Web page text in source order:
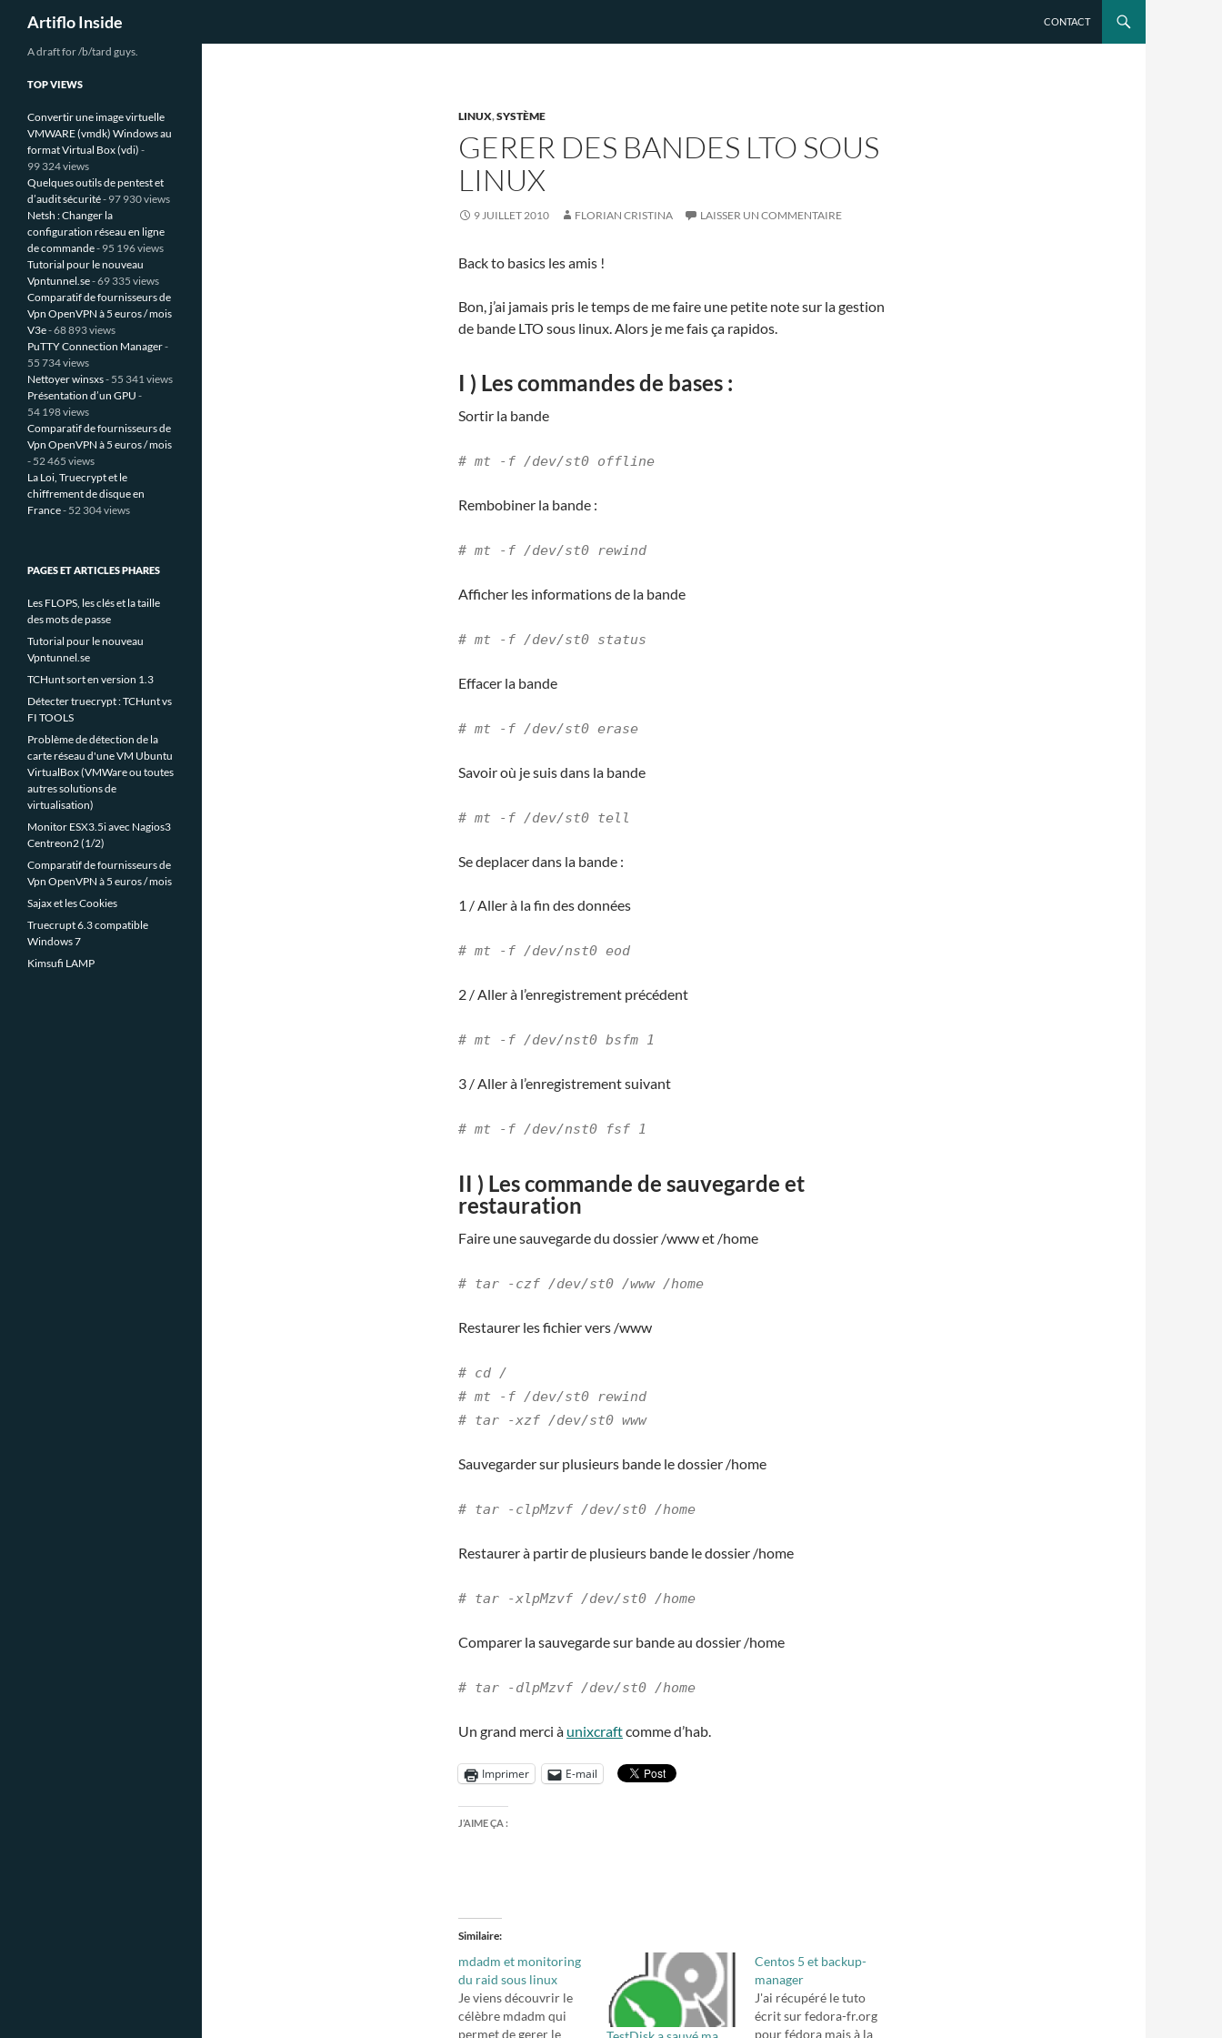
Aller
Artiflo Inside CONTACT
LINUX,SYSTÈME
GERER DES BANDES LTO SOUS
LINUX
9 JUILLET 2010 FLORIAN CRISTINA LAISSER UN COMMENTAIRE
Back to basics les amis !
Bon, j’ai jamais pris le temps de me faire une petite note sur la gestion
de bande LTO sous linux. Alors je me fais ça rapidos.
I ) Les commandes de bases :
Sortir la bande
# mt -f /dev/st0 offline
Rembobiner la bande :
# mt -f /dev/st0 rewind
Afficher les informations de la bande
# mt -f /dev/st0 status
Effacer la bande
# mt -f /dev/st0 erase
Savoir où je suis dans la bande
# mt -f /dev/st0 tell
Se deplacer dans la bande :
1 / Aller à la fin des données
# mt -f /dev/nst0 eod
2 / Aller à l’enregistrement précédent
# mt -f /dev/nst0 bsfm 1
3 / Aller à l’enregistrement suivant
# mt -f /dev/nst0 fsf 1
II ) Les commande de sauvegarde et
restauration
Faire une sauvegarde du dossier /www et /home
# tar -czf /dev/st0 /www /home
Restaurer les fichier vers /www
# cd /
# mt -f /dev/st0 rewind
# tar -xzf /dev/st0 www
Sauvegarder sur plusieurs bande le dossier /home
# tar -clpMzvf /dev/st0 /home
Restaurer à partir de plusieurs bande le dossier /home
# tar -xlpMzvf /dev/st0 /home
Comparer la sauvegarde sur bande au dossier /home
# tar -dlpMzvf /dev/st0 /home
Un grand merci à unixcraftcomme d’hab.
Imprimer E-mail
J’AIME ÇA :
Similaire
mdadm et monitoring
du raid sous linux
Je viens découvrir le
célèbre mdadm qui
permet de gerer le
Centos 5 et backup-
manager
J'ai récupéré le tuto
écrit sur fedora-fr.org
pour fédora mais à la
A draft for /b/tard guys.
TOP VIEWS
Convertir une image virtuelle
VMWARE (vmdk) Windows au
format Virtual Box (vdi) -
99 324 views
Quelques outils de pentest et
d’audit sécurité- 97 930 views
Netsh : Changer la
configuration réseau en ligne
de commande- 95 196 views
Tutorial pour le nouveau
Vpntunnel.se- 69 335 views
Comparatif de fournisseurs de
Vpn OpenVPN à 5 euros / mois
V3e- 68 893 views
PuTTY Connection Manager-
55 734 views
Nettoyer winsxs- 55 341 views
Présentation d’un GPU -
54 198 views
Comparatif de fournisseurs de
Vpn OpenVPN à 5 euros / mois
- 52 465 views
La Loi, Truecrypt et le
chiffrement de disque en
France- 52 304 views
PAGES ET ARTICLES PHARES
Les FLOPS, les clés et la taille
des mots de passe
Tutorial pour le nouveau
Vpntunnel.se
TCHunt sort en version 1.3
Détecter truecrypt : TCHunt vs
FI TOOLS
Problème de détection de la
carte réseau d'une VM Ubuntu
VirtualBox (VMWare ou toutes
autres solutions de
virtualisation)
Monitor ESX3.5i avec Nagios3
Centreon2 (1/2)
Comparatif de fournisseurs de
Vpn OpenVPN à 5 euros / mois
Sajax et les Cookies
Truecrupt 6.3 compatible
Windows 7
Kimsufi LAMP